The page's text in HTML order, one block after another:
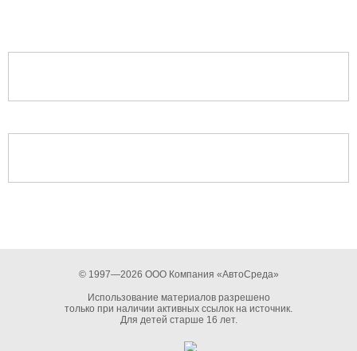
© 1997—2026 ООО Компания «АвтоСреда»
Использование материалов разрешено
только при наличии активных ссылок на источник.
Для детей старше 16 лет.